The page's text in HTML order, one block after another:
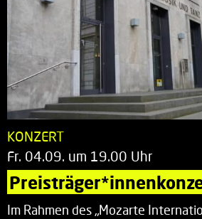
KONZERT
Fr. 04.09. um 19.00 Uhr
Im Rahmen des „Mozarte